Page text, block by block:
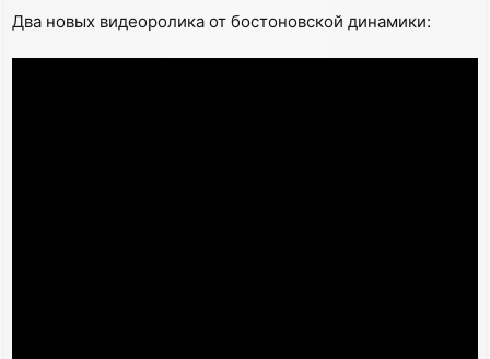
s
Два новых видеоролика от бостоновской динамики: